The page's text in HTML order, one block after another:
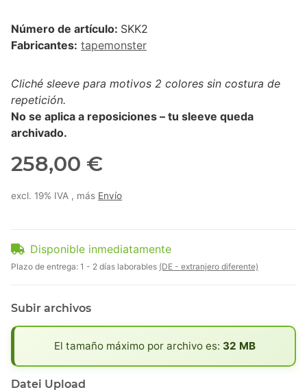
Número de artículo: SKK2
Fabricantes: tapemonster
Cliché sleeve para motivos 2 colores sin costura de
repetición.
No se aplica a reposiciones – tu sleeve queda
archivado.
258,00 €
excl. 19% IVA , más Envío
Disponible inmediatamente
Plazo de entrega: 1 - 2 días laborables (DE - extranjero diferente)
Subir archivos
El tamaño máximo por archivo es: 32 MB
Datei Upload